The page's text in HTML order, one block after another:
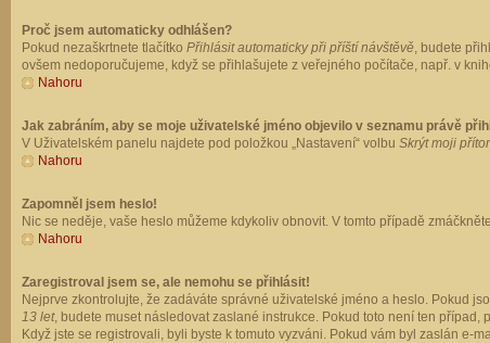
Proč jsem automaticky odhlášen?
Pokud nezaškrtnete tlačítko Přihlásit automaticky při příští návštěvě, budete
ovšem nedoporučujeme, když se přihlašujete z veřejného počítače, např. v
Nahoru
Jak zabráním, aby se moje uživatelské jméno objevilo v seznamu právě
V Uživatelském panelu najdete pod položkou „Nastavení“ volbu Skrýt moji
Nahoru
Zapomněl jsem heslo!
Nic se neděje, vaše heslo můžeme kdykoliv obnovit. V tomto případě
Nahoru
Zaregistroval jsem se, ale nemohu se přihlásit!
Nejprve zkontrolujte, že zadáváte správné uživatelské jméno a heslo. Pokud
13 let, budete muset následovat zaslané instrukce. Pokud toto není ten
Když jste se registrovali, byli byste k tomuto vyzváni. Pokud vám byl zaslán